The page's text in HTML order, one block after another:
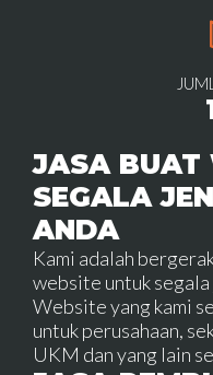
JASA BUAT
SEGALA
ANDA
Kami adalah
website untuk segala
Website yang kami
untuk perusahaan,
UKM dan yang lain